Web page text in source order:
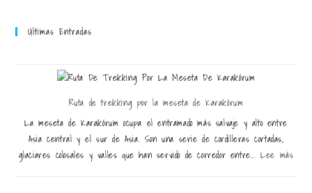
Últimas Entradas
Ruta de trekking por la meseta de Karakórum
La meseta de Karakórum ocupa el entramado más salvaje y alto entre
Asia central y el sur de Asia. Son una serie de cordilleras cortadas,
glaciares colosales y valles que han servido de corredor entre...Lee más